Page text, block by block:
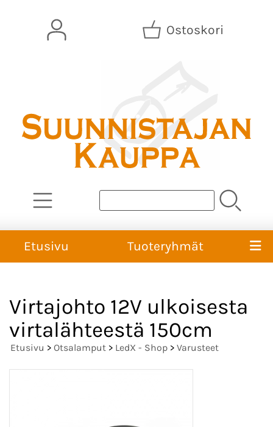
Ostoskori
Etusivu Tuoteryhmät
Virtajohto 12V ulkoisesta
virtalähteestä 150cm
Etusivu > Otsalamput > LedX - Shop > Varusteet